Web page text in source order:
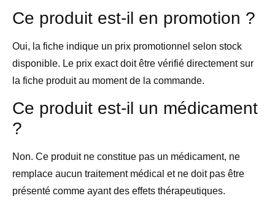
Ce produit est-il en promotion ?
Oui, la fiche indique un prix promotionnel selon stock
disponible. Le prix exact doit être vérifié directement sur
la fiche produit au moment de la commande.
Ce produit est-il un médicament
?
Non. Ce produit ne constitue pas un médicament, ne
remplace aucun traitement médical et ne doit pas être
présenté comme ayant des effets thérapeutiques.